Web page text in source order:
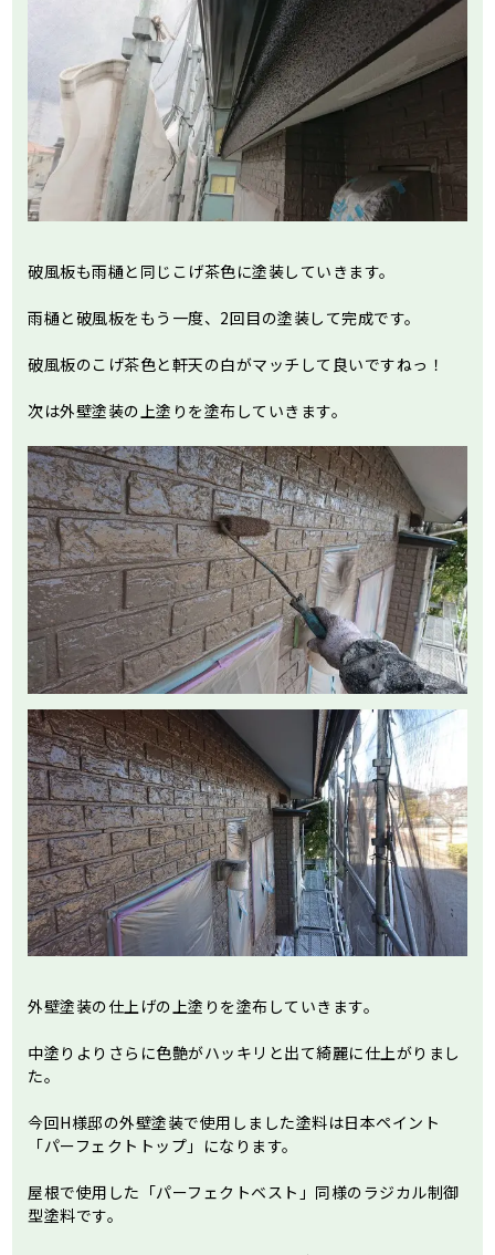
破風板も雨樋と同じこげ茶色に塗装していきます。
雨樋と破風板をもう一度、2回目の塗装して完成です。
破風板のこげ茶色と軒天の白がマッチして良いですねっ！
次は外壁塗装の上塗りを塗布していきます。
外壁塗装の仕上げの上塗りを塗布していきます。
中塗りよりさらに色艶がハッキリと出て綺麗に仕上がりまし
た。
今回H様邸の外壁塗装で使用しました塗料は日本ペイント
「パーフェクトトップ」になります。
屋根で使用した「パーフェクトベスト」同様のラジカル制御
型塗料です。